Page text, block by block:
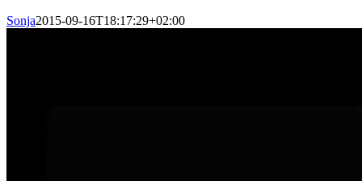
Sonja2015-09-16T18:17:29+02:00